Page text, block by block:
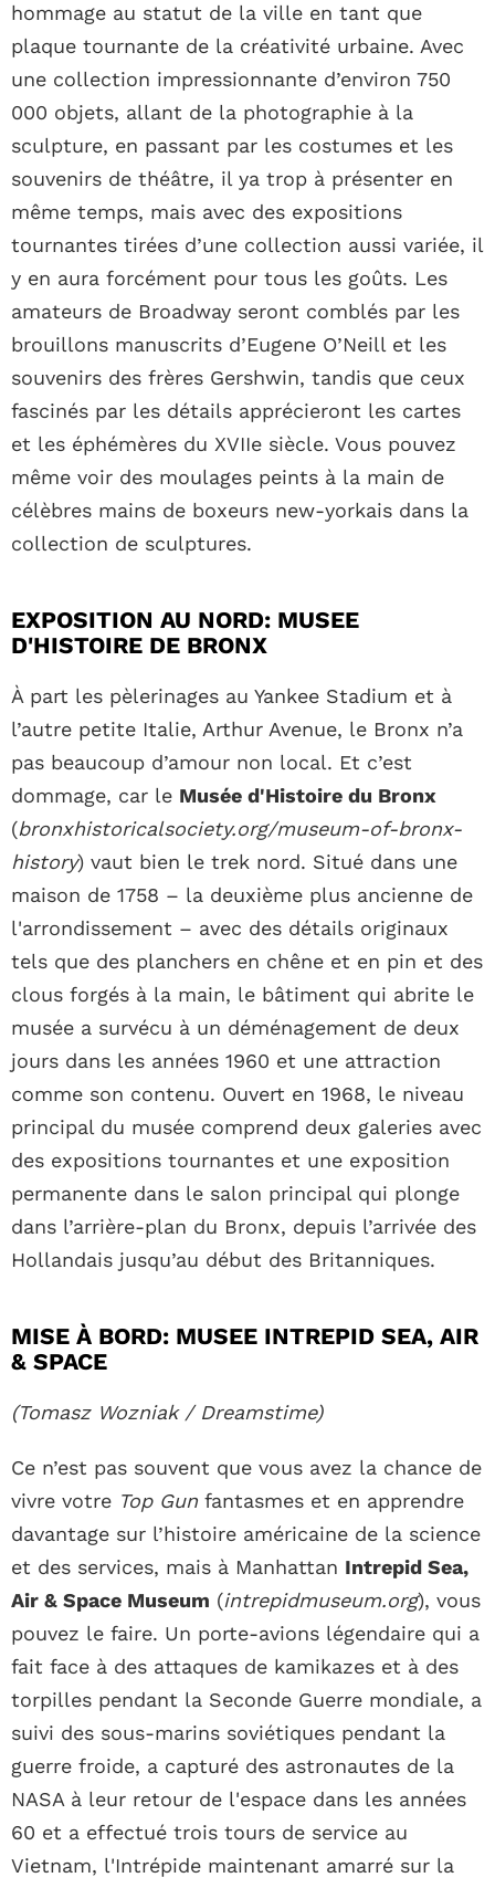
hommage au statut de la ville en tant que
plaque tournante de la créativité urbaine. Avec
une collection impressionnante d’environ 750
000 objets, allant de la photographie à la
sculpture, en passant par les costumes et les
souvenirs de théâtre, il ya trop à présenter en
même temps, mais avec des expositions
tournantes tirées d’une collection aussi variée, il
y en aura forcément pour tous les goûts. Les
amateurs de Broadway seront comblés par les
brouillons manuscrits d’Eugene O’Neill et les
souvenirs des frères Gershwin, tandis que ceux
fascinés par les détails apprécieront les cartes
et les éphémères du XVIIe siècle. Vous pouvez
même voir des moulages peints à la main de
célèbres mains de boxeurs new-yorkais dans la
collection de sculptures.
EXPOSITION AU NORD: MUSEE
D'HISTOIRE DE BRONX
À part les pèlerinages au Yankee Stadium et à
l’autre petite Italie, Arthur Avenue, le Bronx n’a
pas beaucoup d’amour non local. Et c’est
dommage, car le Musée d'Histoire du Bronx
(bronxhistoricalsociety.org/museum-of-bronx-
history) vaut bien le trek nord. Situé dans une
maison de 1758 – la deuxième plus ancienne de
l'arrondissement – avec des détails originaux
tels que des planchers en chêne et en pin et des
clous forgés à la main, le bâtiment qui abrite le
musée a survécu à un déménagement de deux
jours dans les années 1960 et une attraction
comme son contenu. Ouvert en 1968, le niveau
principal du musée comprend deux galeries avec
des expositions tournantes et une exposition
permanente dans le salon principal qui plonge
dans l’arrière-plan du Bronx, depuis l’arrivée des
Hollandais jusqu’au début des Britanniques.
MISE À BORD: MUSEE INTREPID SEA, AIR
& SPACE
(Tomasz Wozniak / Dreamstime)
Ce n’est pas souvent que vous avez la chance de
vivre votre Top Gun fantasmes et en apprendre
davantage sur l’histoire américaine de la science
et des services, mais à Manhattan Intrepid Sea,
Air & Space Museum (intrepidmuseum.org), vous
pouvez le faire. Un porte-avions légendaire qui a
fait face à des attaques de kamikazes et à des
torpilles pendant la Seconde Guerre mondiale, a
suivi des sous-marins soviétiques pendant la
guerre froide, a capturé des astronautes de la
NASA à leur retour de l'espace dans les années
60 et a effectué trois tours de service au
Vietnam, l'Intrépide maintenant amarré sur la